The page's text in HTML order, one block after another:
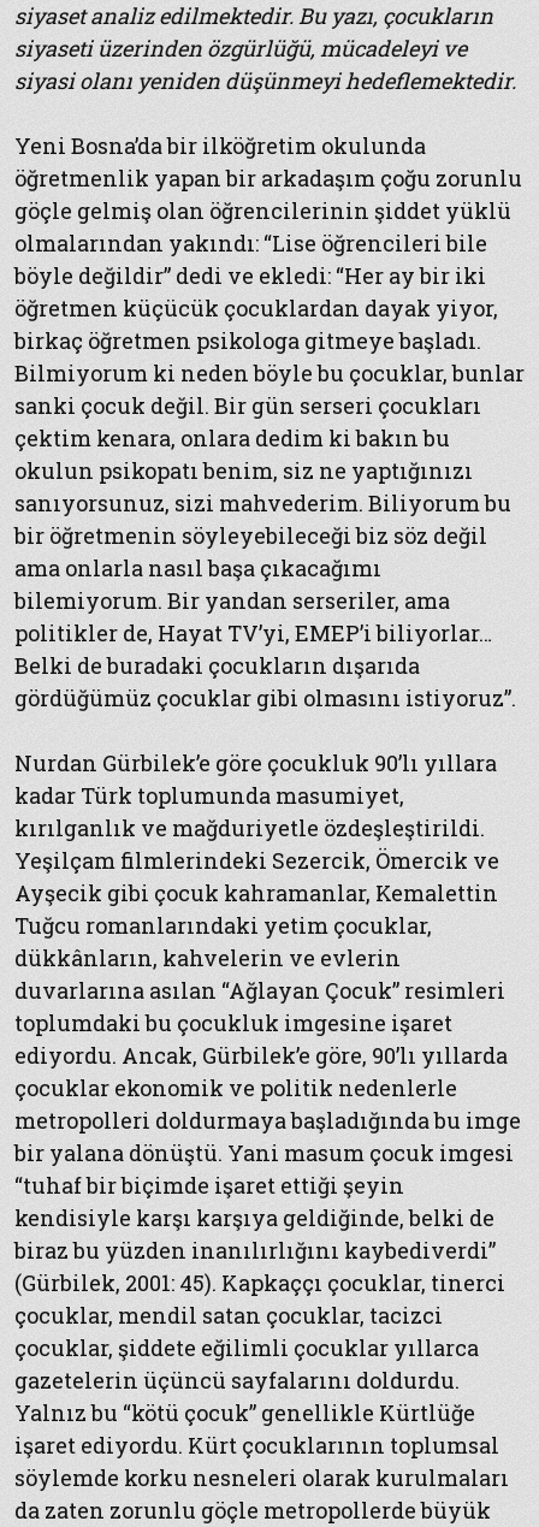
siyaset analiz edilmektedir. Bu yazı, çocukların
siyaseti üzerinden özgürlüğü, mücadeleyi ve
siyasi olanı yeniden düşünmeyi hedeflemektedir.
Yeni Bosna’da bir ilköğretim okulunda
öğretmenlik yapan bir arkadaşım çoğu zorunlu
göçle gelmiş olan öğrencilerinin şiddet yüklü
olmalarından yakındı: “Lise öğrencileri bile
böyle değildir” dedi ve ekledi: “Her ay bir iki
öğretmen küçücük çocuklardan dayak yiyor,
birkaç öğretmen psikologa gitmeye başladı.
Bilmiyorum ki neden böyle bu çocuklar, bunlar
sanki çocuk değil. Bir gün serseri çocukları
çektim kenara, onlara dedim ki bakın bu
okulun psikopatı benim, siz ne yaptığınızı
sanıyorsunuz, sizi mahvederim. Biliyorum bu
bir öğretmenin söyleyebileceği biz söz değil
ama onlarla nasıl başa çıkacağımı
bilemiyorum. Bir yandan serseriler, ama
politikler de, Hayat TV’yi, EMEP’i biliyorlar…
Belki de buradaki çocukların dışarıda
gördüğümüz çocuklar gibi olmasını istiyoruz”.
Nurdan Gürbilek’e göre çocukluk 90’lı yıllara
kadar Türk toplumunda masumiyet,
kırılganlık ve mağduriyetle özdeşleştirildi.
Yeşilçam filmlerindeki Sezercik, Ömercik ve
Ayşecik gibi çocuk kahramanlar, Kemalettin
Tuğcu romanlarındaki yetim çocuklar,
dükkânların, kahvelerin ve evlerin
duvarlarına asılan “Ağlayan Çocuk” resimleri
toplumdaki bu çocukluk imgesine işaret
ediyordu. Ancak, Gürbilek’e göre, 90’lı yıllarda
çocuklar ekonomik ve politik nedenlerle
metropolleri doldurmaya başladığında bu imge
bir yalana dönüştü. Yani masum çocuk imgesi
“tuhaf bir biçimde işaret ettiği şeyin
kendisiyle karşı karşıya geldiğinde, belki de
biraz bu yüzden inanılırlığını kaybediverdi”
(Gürbilek, 2001: 45). Kapkaççı çocuklar, tinerci
çocuklar, mendil satan çocuklar, tacizci
çocuklar, şiddete eğilimli çocuklar yıllarca
gazetelerin üçüncü sayfalarını doldurdu.
Yalnız bu “kötü çocuk” genellikle Kürtlüğe
işaret ediyordu. Kürt çocuklarının toplumsal
söylemde korku nesneleri olarak kurulmaları
da zaten zorunlu göçle metropollerde büyük